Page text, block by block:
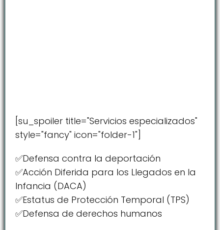
[su_spoiler title="Servicios especializados"
style="fancy" icon="folder-1"]
✅Defensa contra la deportación
✅Acción Diferida para los Llegados en la
Infancia (DACA)
✅Estatus de Protección Temporal (TPS)
✅Defensa de derechos humanos